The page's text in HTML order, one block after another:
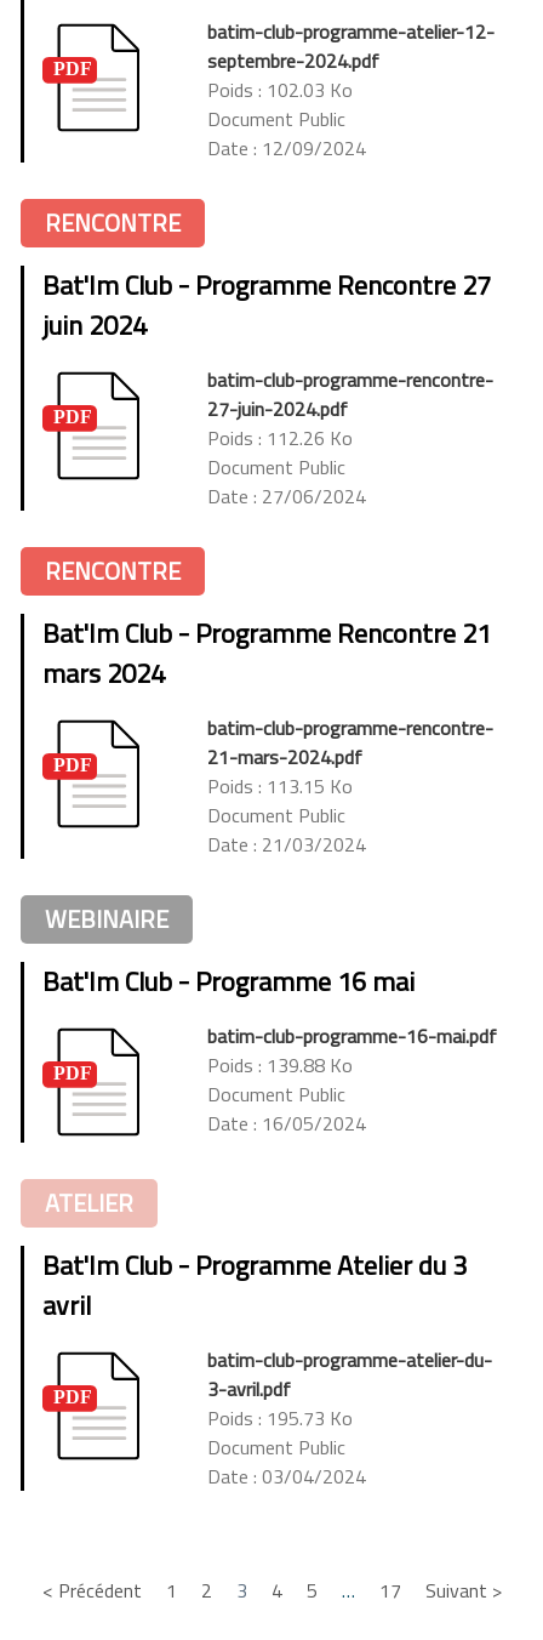
batim-club-programme-atelier-12-
septembre-2024.pdf
Poids : 102.03 Ko
Document Public
Date : 12/09/2024
RENCONTRE
Bat'Im Club - Programme Rencontre 27
juin 2024
batim-club-programme-rencontre-
27-juin-2024.pdf
Poids : 112.26 Ko
Document Public
Date : 27/06/2024
RENCONTRE
Bat'Im Club - Programme Rencontre 21
mars 2024
batim-club-programme-rencontre-
21-mars-2024.pdf
Poids : 113.15 Ko
Document Public
Date : 21/03/2024
WEBINAIRE
Bat'Im Club - Programme 16 mai
batim-club-programme-16-mai.pdf
Poids : 139.88 Ko
Document Public
Date : 16/05/2024
ATELIER
Bat'Im Club - Programme Atelier du 3
avril
batim-club-programme-atelier-du-
3-avril.pdf
Poids : 195.73 Ko
Document Public
Date : 03/04/2024
< Précédent 1 2 3 4 5 … 17 Suivant >